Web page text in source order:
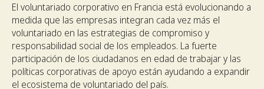
El voluntariado corporativo en Francia está evolucionando a
medida que las empresas integran cada vez más el
voluntariado en las estrategias de compromiso y
responsabilidad social de los empleados. La fuerte
participación de los ciudadanos en edad de trabajar y las
políticas corporativas de apoyo están ayudando a expandir
el ecosistema de voluntariado del país.